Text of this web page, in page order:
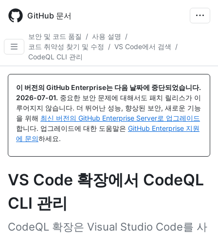
main
GitHub 문서
보안 및 코드 품질 / 사용 설명
/
코드 취약성 찾기 및 수정
/ VS Code에서 검색
/
CodeQL CLI 관리
이 버전의 GitHub Enterprise는 다음 날짜에 중단되었습니다.
2026-07-01. 중요한 보안 문제에 대해서도 패치 릴리스가 이
루어지지 않습니다. 더 뛰어난 성능, 향상된 보안, 새로운 기능
을 위해 최신 버전의 GitHub Enterprise Server로 업그레이드
합니다. 업그레이드에 대한 도움말은 GitHub Enterprise 지원
에 문의하세요.
VS Code 확장에서 CodeQL
CLI 관리
CodeQL 확장은 Visual Studio Code를 사